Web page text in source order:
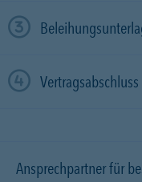
Vertragsabschluss
Ansprechpartner für